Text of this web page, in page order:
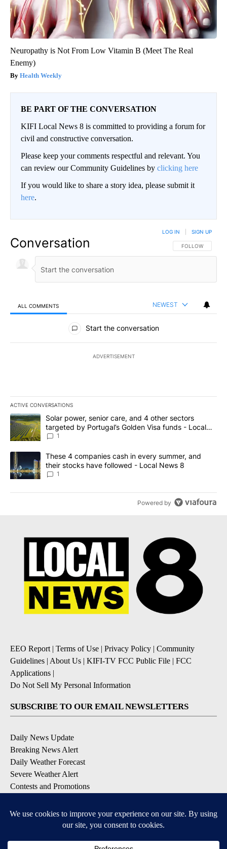
Neuropathy is Not From Low Vitamin B (Meet The Real
Enemy)
Health Weekly
BE PART OF THE CONVERSATION
KIFI Local News 8 is committed to providing a forum for
civil and constructive conversation.
Please keep your comments respectful and relevant. You
can review our Community Guidelines by clicking here
If you would like to share a story idea, please submit it
here.
Conversation FOLLOW THIS
FOLLOW
LOG IN SIGN UP
ALL COMMENTS NEWEST
All Comments
Start the conversation
ADVERTISEMENT
ACTIVE CONVERSATIONS
The following is a list of the most commented articles in the last
A trending article titled "Solar power, senior care, and 4 other
Solar power, senior care, and 4 other sectors
targeted by Portugal’s Golden Visa funds - Local
News 8
1
A trending article titled "These 4 companies cash in every
These 4 companies cash in every summer, and
their stocks have followed - Local News 8
1
Powered by
EEO Report | Terms of Use | Privacy Policy | Community
Guidelines | About Us | KIFI-TV FCC Public File | FCC
Applications |
Do Not Sell My Personal Information
SUBSCRIBE TO OUR EMAIL NEWSLETTERS
Daily News Update
Breaking News Alert
Daily Weather Forecast
Severe Weather Alert
Contests and Promotions